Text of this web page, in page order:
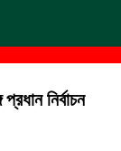
নির্বাচন